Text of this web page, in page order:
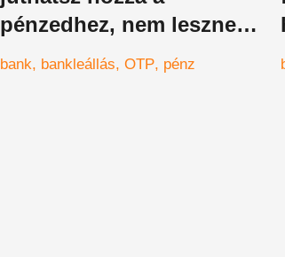
pénzedhez, nem lesznek
elérhetőek a befektetéseid
bank bankleállás OTP pénz